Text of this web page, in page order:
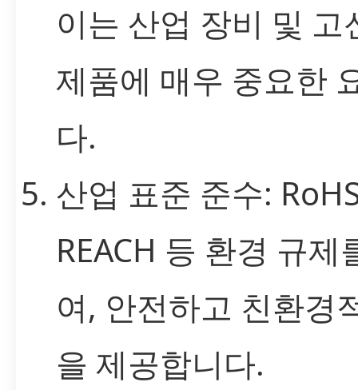
이는 산업 장비 및 고
제품에 매우 중요한
다.
산업 표준 준수:
REACH 등 환경 규제
여, 안전하고 친환경
을 제공합니다.